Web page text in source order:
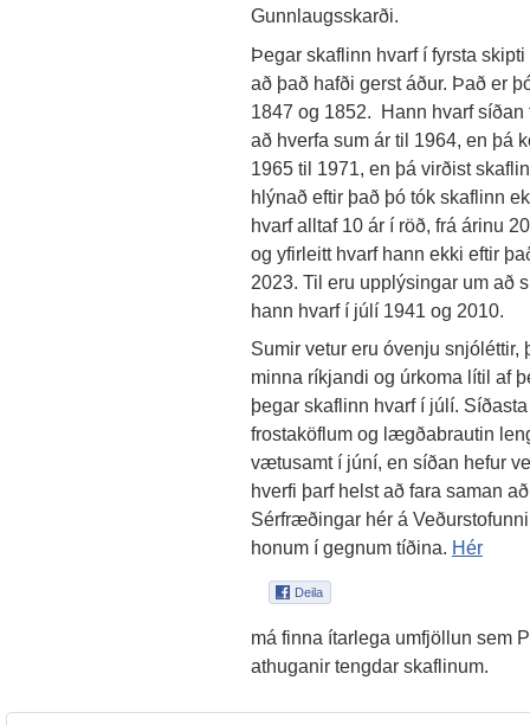
Gunnlaugsskarði.
Þegar skaflinn hvarf í fyrsta
að það hafði gerst áður. Það er
1847 og 1852. Hann hvarf
að hverfa sum ár til 1964, en þá
1965 til 1971, en þá virðist
hlýnað eftir það þó tók skaflinn
hvarf alltaf 10 ár í röð, frá árinu
og yfirleitt hvarf hann ekki eftir
2023. Til eru upplýsingar um að
hann hvarf í júlí 1941 og 2010.
Sumir vetur eru óvenju
minna ríkjandi og úrkoma lítil af
þegar skaflinn hvarf í júlí.
frostaköflum og lægðabrautin
vætusamt í júní, en síðan hefur
hverfi þarf helst að fara saman
Sérfræðingar hér á
honum í gegnum tíðina. Hér
má finna ítarlega umfjöllun sem
athuganir tengdar skaflinum.